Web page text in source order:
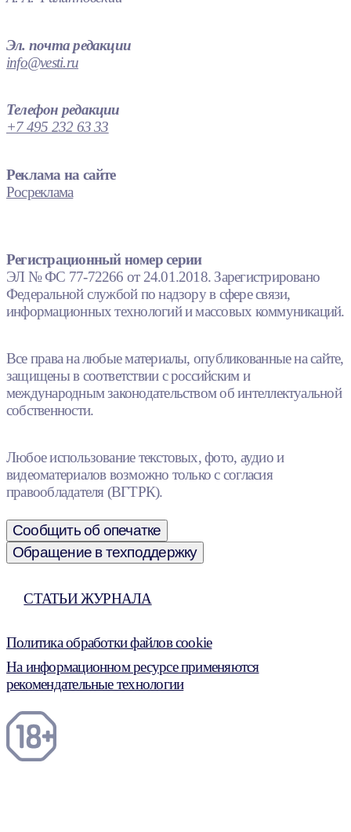
Эл. почта редакции
info@vesti.ru
Телефон редакции
+7 495 232 63 33
Реклама на сайте
Росреклама
Регистрационный номер серии
ЭЛ № ФС 77-72266 от 24.01.2018. Зарегистрировано
Федеральной службой по надзору в сфере связи,
информационных технологий и массовых коммуникаций.
Все права на любые материалы, опубликованные на сайте,
защищены в соответствии с российским и
международным законодательством об интеллектуальной
собственности.
Любое использование текстовых, фото, аудио и
видеоматериалов возможно только с согласия
правообладателя (ВГТРК).
Сообщить об опечатке
Обращение в техподдержку
СТАТЬИ ЖУРНАЛА
Политика обработки файлов cookie
На информационном ресурсе применяются
рекомендательные технологии